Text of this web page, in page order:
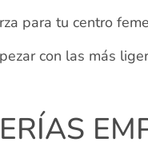
para tu centro
con las más